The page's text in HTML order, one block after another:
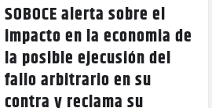
SOBOCE alerta sobre el
impacto en la economia de
la posible ejecusión del
fallo arbitrario en su
contra y reclama su